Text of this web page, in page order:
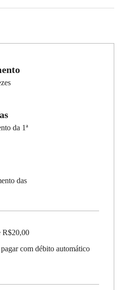
da 1ª
das
R$20,00
com débito automático